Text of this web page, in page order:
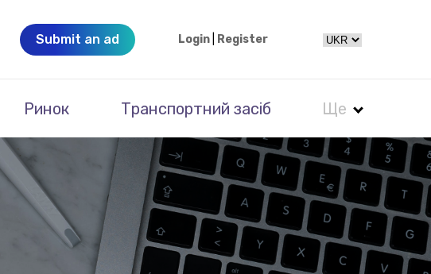
Submit an ad Login Register
Ринок Транспортний засіб Ще